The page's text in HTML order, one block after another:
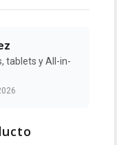
tablets y All-in-